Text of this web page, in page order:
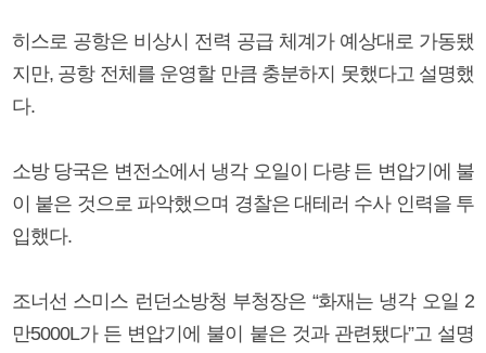
히스로 공항은 비상시 전력 공급 체계가 예상대로 가동됐
지만, 공항 전체를 운영할 만큼 충분하지 못했다고 설명했
다.
소방 당국은 변전소에서 냉각 오일이 다량 든 변압기에 불
이 붙은 것으로 파악했으며 경찰은 대테러 수사 인력을 투
입했다.
조너선 스미스 런던소방청 부청장은 “화재는 냉각 오일 2
만5000L가 든 변압기에 불이 붙은 것과 관련됐다”고 설명